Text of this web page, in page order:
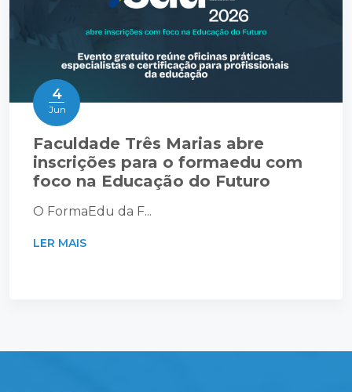
4
Jun
Faculdade Três Marias abre
inscrições para o formaedu com
foco na Educação do Futuro
O FormaEdu da F...
LER MAIS